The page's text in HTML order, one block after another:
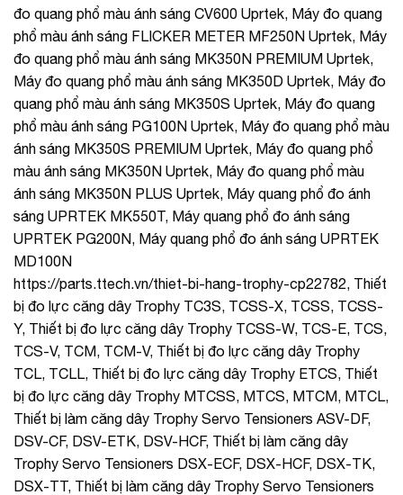
đo quang phổ màu ánh sáng CV600 Uprtek, Máy đo quang
phổ màu ánh sáng FLICKER METER MF250N Uprtek, Máy
đo quang phổ màu ánh sáng MK350N PREMIUM Uprtek,
Máy đo quang phổ màu ánh sáng MK350D Uprtek, Máy đo
quang phổ màu ánh sáng MK350S Uprtek, Máy đo quang
phổ màu ánh sáng PG100N Uprtek, Máy đo quang phổ màu
ánh sáng MK350S PREMIUM Uprtek, Máy đo quang phổ
màu ánh sáng MK350N Uprtek, Máy đo quang phổ màu
ánh sáng MK350N PLUS Uprtek, Máy quang phổ đo ánh
sáng UPRTEK MK550T, Máy quang phổ đo ánh sáng
UPRTEK PG200N, Máy quang phổ đo ánh sáng UPRTEK
MD100N
https://parts.ttech.vn/thiet-bi-hang-trophy-cp22782, Thiết
bị đo lực căng dây Trophy TC3S, TCSS-X, TCSS, TCSS-
Y, Thiết bị đo lực căng dây Trophy TCSS-W, TCS-E, TCS,
TCS-V, TCM, TCM-V, Thiết bị đo lực căng dây Trophy
TCL, TCLL, Thiết bị đo lực căng dây Trophy ETCS, Thiết
bị đo lực căng dây Trophy MTCSS, MTCS, MTCM, MTCL,
Thiết bị làm căng dây Trophy Servo Tensioners ASV-DF,
DSV-CF, DSV-ETK, DSV-HCF, Thiết bị làm căng dây
Trophy Servo Tensioners DSX-ECF, DSX-HCF, DSX-TK,
DSX-TT, Thiết bị làm căng dây Trophy Servo Tensioners